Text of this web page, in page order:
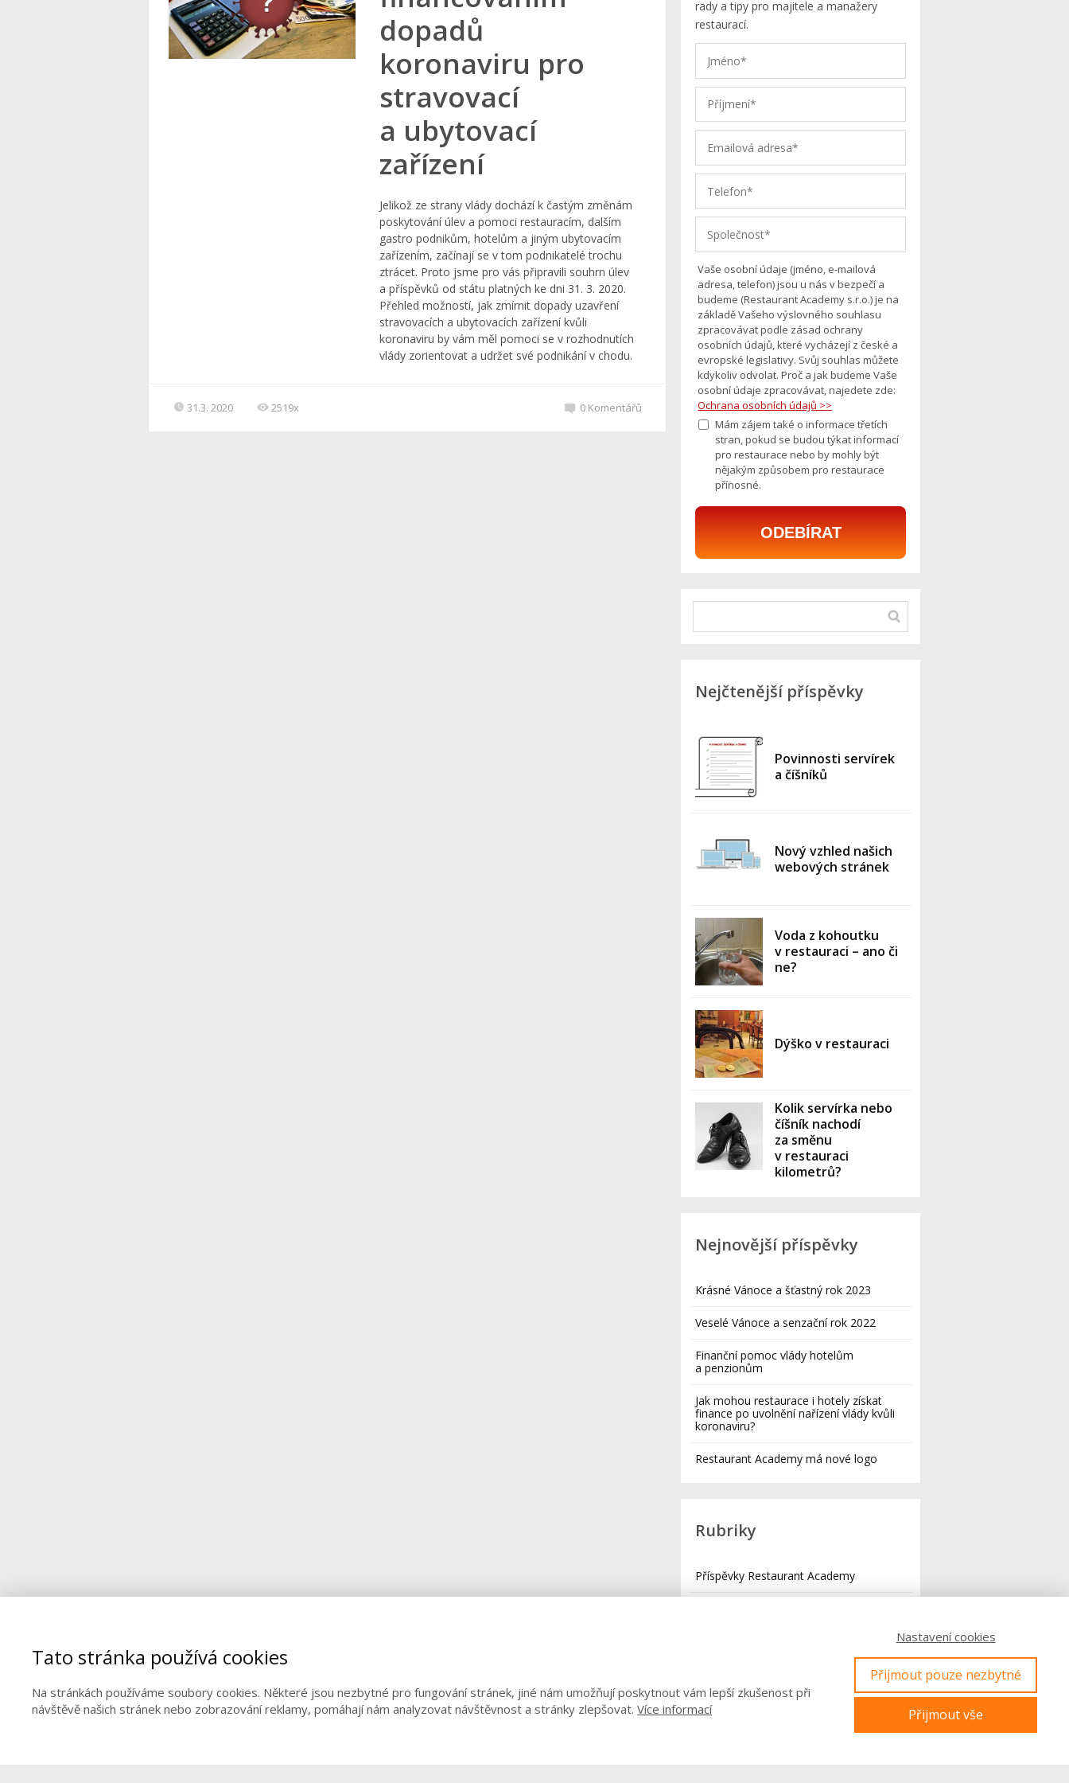
dopadů
koronaviru pro
stravovací
a ubytovací
zařízení
Jelikož ze strany vlády dochází k častým změnám
poskytování úlev a pomoci restauracím, dalším
gastro podnikům, hotelům a jiným ubytovacím
zařízením, začínají se v tom podnikatelé trochu
ztrácet. Proto jsme pro vás připravili souhrn úlev
a příspěvků od státu platných ke dni 31. 3. 2020.
Přehled možností, jak zmírnit dopady uzavření
stravovacích a ubytovacích zařízení kvůli
koronaviru by vám měl pomoci se v rozhodnutích
vlády zorientovat a udržet své podnikání v chodu.
31.3. 2020 2519x 0 Komentářů
rady a tipy pro majitele a manažery
restaurací.
Vaše osobní údaje (jméno, e-mailová
adresa, telefon) jsou u nás v bezpečí a
budeme (Restaurant Academy s.r.o.) je na
základě Vašeho výslovného souhlasu
zpracovávat podle zásad ochrany
osobních údajů, které vycházejí z české a
evropské legislativy. Svůj souhlas můžete
kdykoliv odvolat. Proč a jak budeme Vaše
osobní údaje zpracovávat, najedete zde:
Ochrana osobních údajů >>
Mám zájem také o informace třetích
stran, pokud se budou týkat informací
pro restaurace nebo by mohly být
nějakým způsobem pro restaurace
přínosné.
ODEBÍRAT
Nejčtenější příspěvky
Povinnosti servírek
a číšníků
Nový vzhled našich
webových stránek
Voda z kohoutku
v restauraci – ano či
ne?
Dýško v restauraci
Kolik servírka nebo
číšník nachodí
za směnu
v restauraci
kilometrů?
Nejnovější příspěvky
Krásné Vánoce a šťastný rok 2023
Veselé Vánoce a senzační rok 2022
Finanční pomoc vlády hotelům
a penzionům
Jak mohou restaurace i hotely získat
finance po uvolnění nařízení vlády kvůli
koronaviru?
Restaurant Academy má nové logo
Rubriky
Příspěvky Restaurant Academy
Rady pro restaurace a gastro provozy
Tato stránka používá cookies
Na stránkách používáme soubory cookies. Některé jsou nezbytné pro fungování stránek, jiné nám umožňují poskytnout vám lepší zkušenost při
návštěvě našich stránek nebo zobrazování reklamy, pomáhají nám analyzovat návštěvnost a stránky zlepšovat. Více informací
Nastavení cookies
Přijmout pouze nezbytné
Přijmout vše